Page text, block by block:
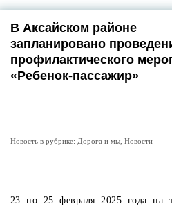
В Аксайском районе
запланировано
профилактического
«Ребенок-пассажир»
Новость в рубрике: Дорога и мы, Новости
23 по 25 февраля 2025 года на